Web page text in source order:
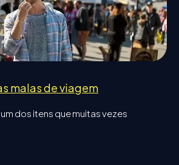
malas de viagem
dos itens que muitas vezes